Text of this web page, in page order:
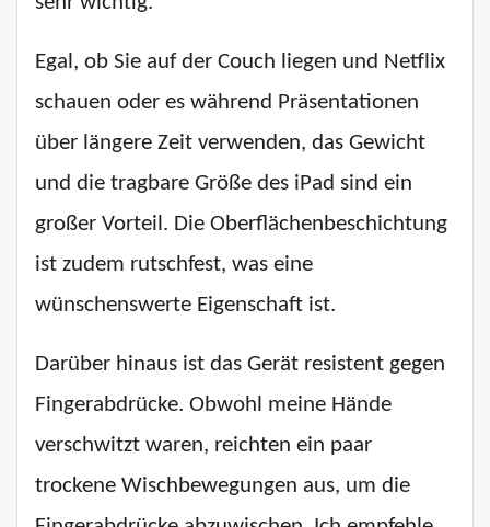
Egal, ob Sie auf der Couch liegen und Netflix
schauen oder es während Präsentationen
über längere Zeit verwenden, das Gewicht
und die tragbare Größe des iPad sind ein
großer Vorteil. Die Oberflächenbeschichtung
ist zudem rutschfest, was eine
wünschenswerte Eigenschaft ist.
Darüber hinaus ist das Gerät resistent gegen
Fingerabdrücke. Obwohl meine Hände
verschwitzt waren, reichten ein paar
trockene Wischbewegungen aus, um die